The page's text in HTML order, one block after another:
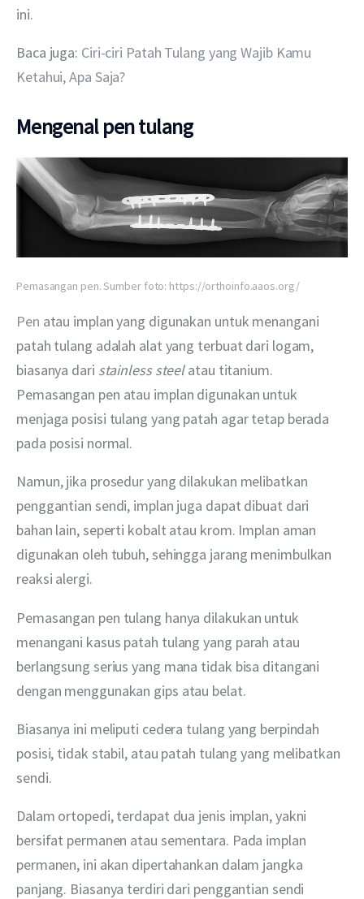
ini.
Baca juga: Ciri-ciri Patah Tulang yang Wajib Kamu
Ketahui, Apa Saja?
Mengenal pen tulang
Pemasangan pen. Sumber foto: https://orthoinfo.aaos.org/
Pen atau implan yang digunakan untuk menangani
patah tulang adalah alat yang terbuat dari logam,
biasanya dari stainless steel atau titanium.
Pemasangan pen atau implan digunakan untuk
menjaga posisi tulang yang patah agar tetap berada
pada posisi normal.
Namun, jika prosedur yang dilakukan melibatkan
penggantian sendi, implan juga dapat dibuat dari
bahan lain, seperti kobalt atau krom. Implan aman
digunakan oleh tubuh, sehingga jarang menimbulkan
reaksi alergi.
Pemasangan pen tulang hanya dilakukan untuk
menangani kasus patah tulang yang parah atau
berlangsung serius yang mana tidak bisa ditangani
dengan menggunakan gips atau belat.
Biasanya ini meliputi cedera tulang yang berpindah
posisi, tidak stabil, atau patah tulang yang melibatkan
sendi.
Dalam ortopedi, terdapat dua jenis implan, yakni
bersifat permanen atau sementara. Pada implan
permanen, ini akan dipertahankan dalam jangka
panjang. Biasanya terdiri dari penggantian sendi